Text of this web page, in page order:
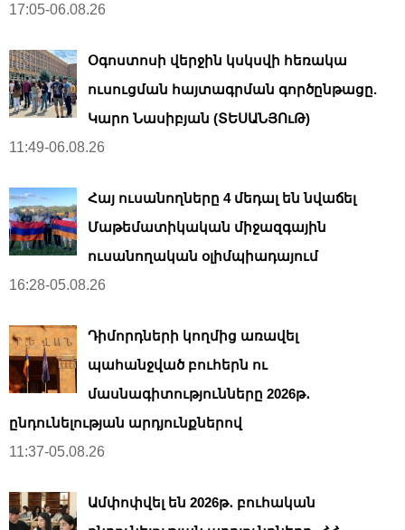
17:05-06.08.26
Օգոստոսի վերջին կսկսվի հեռակա
ուսուցման հայտագրման գործընթացը.
Կարո Նասիբյան (ՏԵՍԱՆՅՈւԹ)
11:49-06.08.26
Հայ ուսանողները 4 մեդալ են նվաճել
Մաթեմատիկական միջազգային
ուսանողական օլիմպիադայում
16:28-05.08.26
Դիմորդների կողմից առավել
պահանջված բուհերն ու
մասնագիտությունները 2026թ․
ընդունելության արդյունքներով
11:37-05.08.26
Ամփոփվել են 2026թ․ բուհական